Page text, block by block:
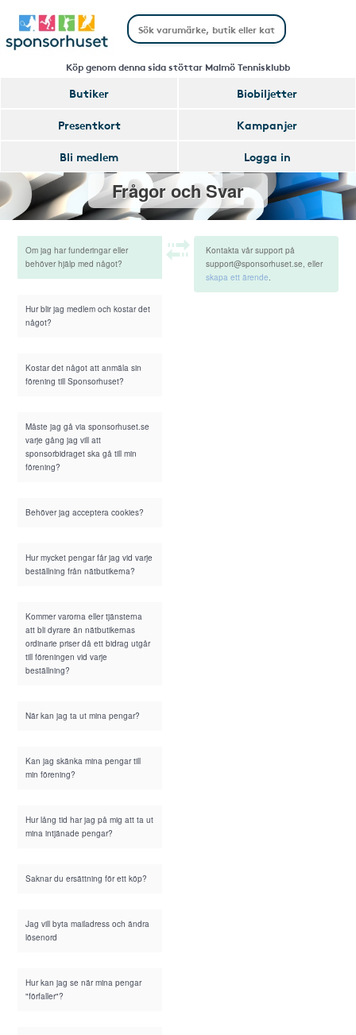
Köp genom denna sida stöttar Malmö Tennisklubb
Butiker
Biobiljetter
Presentkort
Kampanjer
Bli medlem
Logga in
Frågor och Svar
Om jag har funderingar eller
behöver hjälp med något?
Hur blir jag medlem och kostar det
något?
Kostar det något att anmäla sin
förening till Sponsorhuset?
Måste jag gå via sponsorhuset.se
varje gång jag vill att
sponsorbidraget ska gå till min
förening?
Behöver jag acceptera cookies?
Hur mycket pengar får jag vid varje
beställning från nätbutikerna?
Kommer varorna eller tjänsterna
att bli dyrare än nätbutikernas
ordinarie priser då ett bidrag utgår
till föreningen vid varje
beställning?
När kan jag ta ut mina pengar?
Kan jag skänka mina pengar till
min förening?
Hur lång tid har jag på mig att ta ut
mina intjänade pengar?
Saknar du ersättning för ett köp?
Jag vill byta mailadress och ändra
lösenord
Hur kan jag se när mina pengar
"förfaller"?
Kontakta vår support på
support@sponsorhuset.se, eller
skapa ett ärende.